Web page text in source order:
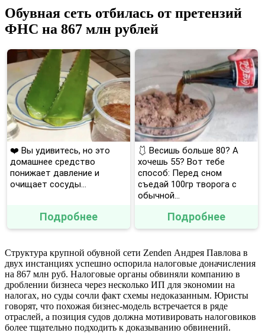
Обувная сеть отбилась от претензий
ФНС на 867 млн рублей
❤️ Вы удивитесь, но это
домашнее средство
понижает давление и
очищает сосуды...
Подробнее
🩱 Весишь больше 80? А
хочешь 55? Вот тебе
способ: Перед сном
съедай 100гр творога с
обычной...
Подробнее
Структура крупной обувной сети Zenden Андрея Павлова в
двух инстанциях успешно оспорила налоговые доначисления
на 867 млн руб. Налоговые органы обвиняли компанию в
дроблении бизнеса через несколько ИП для экономии на
налогах, но суды сочли факт схемы недоказанным. Юристы
говорят, что похожая бизнес-модель встречается в ряде
отраслей, а позиция судов должна мотивировать налоговиков
более тщательно подходить к доказыванию обвинений.